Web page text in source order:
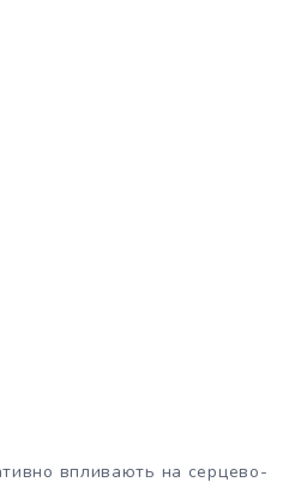
впливають на серцево-